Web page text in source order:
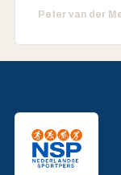
Peter van der